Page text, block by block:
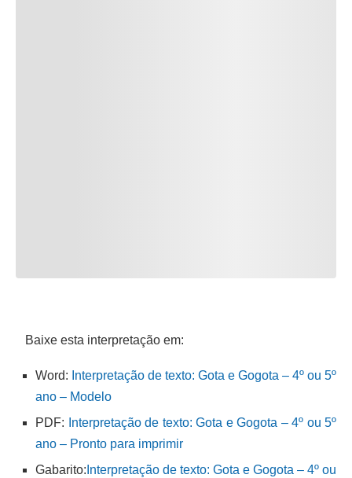
Baixe esta interpretação em:
Word: Interpretação de texto: Gota e Gogota – 4º ou 5º
ano – Modelo
PDF:
Interpretação de texto: Gota e Gogota – 4º ou 5º
ano – Pronto para imprimir
Gabarito: Interpretação de texto: Gota e Gogota – 4º ou